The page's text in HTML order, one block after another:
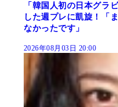
「韓国人初の日本グラ
した週プレに凱旋！「
なかったです」
2026年08月03日 20:00